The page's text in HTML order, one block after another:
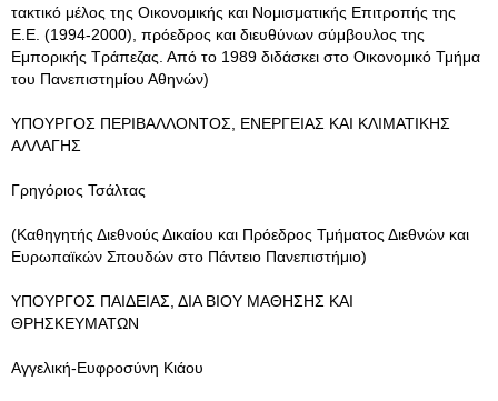
τακτικό μέλος της Οικονομικής και Νομισματικής Επιτροπής της
Ε.Ε. (1994-2000), πρόεδρος και διευθύνων σύμβουλος της
Εμπορικής Τράπεζας. Από το 1989 διδάσκει στο Οικονομικό Τμήμα
του Πανεπιστημίου Αθηνών)
ΥΠΟΥΡΓΟΣ ΠΕΡΙΒΑΛΛΟΝΤΟΣ, ΕΝΕΡΓΕΙΑΣ ΚΑΙ ΚΛΙΜΑΤΙΚΗΣ
ΑΛΛΑΓΗΣ
Γρηγόριος Τσάλτας
(Καθηγητής Διεθνούς Δικαίου και Πρόεδρος Τμήματος Διεθνών και
Ευρωπαϊκών Σπουδών στο Πάντειο Πανεπιστήμιο)
ΥΠΟΥΡΓΟΣ ΠΑΙΔΕΙΑΣ, ΔΙΑ ΒΙΟΥ ΜΑΘΗΣΗΣ ΚΑΙ
ΘΡΗΣΚΕΥΜΑΤΩΝ
Αγγελική-Ευφροσύνη Κιάου